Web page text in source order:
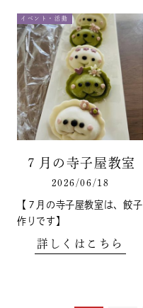
イベント・活動
７月の寺子屋教室
2026/06/18
【７月の寺子屋教室は、餃子
作りです】
詳しくはこちら